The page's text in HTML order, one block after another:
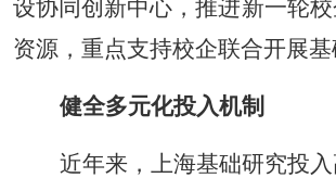
设协同创新中心，推进新一轮
资源，重点支持校企联合开展
健全多元化投入机制
近年来，上海基础研究投